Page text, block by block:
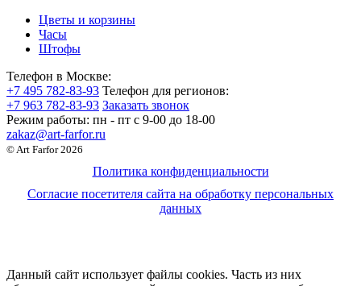
Цветы и корзины
Часы
Штофы
Телефон в Москве:
+7 495 782-83-93 Телефон для регионов:
+7 963 782-83-93 Заказать звонок
Режим работы: пн - пт c 9-00 до 18-00
zakaz@art-farfor.ru
© Art Farfor 2026
Политика конфиденциальности
Согласие посетителя сайта на обработку персональных
данных
Данный сайт использует файлы cookies. Часть из них